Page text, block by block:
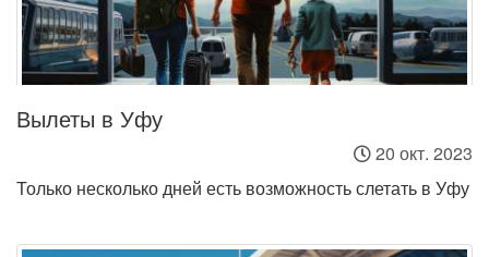
Вылеты в Уфу
20 окт. 2023
Только несколько дней есть возможность слетать в Уфу